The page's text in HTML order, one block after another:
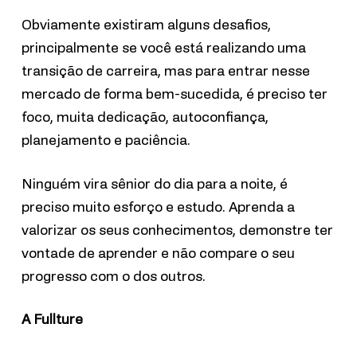
Obviamente existiram alguns desafios,
principalmente se você está realizando uma
transição de carreira, mas para entrar nesse
mercado de forma bem-sucedida, é preciso ter
foco, muita dedicação, autoconfiança,
planejamento e paciência.
Ninguém vira sênior do dia para a noite, é
preciso muito esforço e estudo. Aprenda a
valorizar os seus conhecimentos, demonstre ter
vontade de aprender e não compare o seu
progresso com o dos outros.
A Fullture